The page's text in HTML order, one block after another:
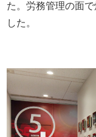
た。労務管理の面
した。